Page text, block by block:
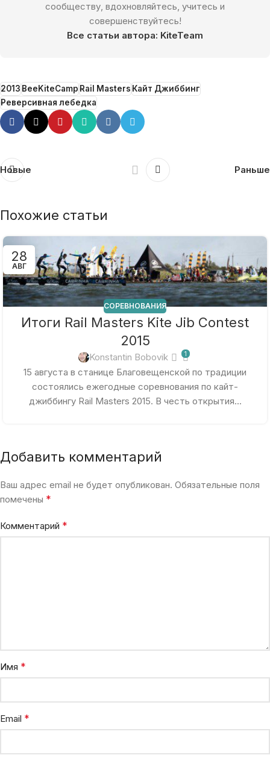
сообществу, вдохновляйтесь, учитесь и
совершенствуйтесь!
Все статьи автора: KiteTeam
2013BeeKiteCampRail MastersКайт Джиббинг
Реверсивная лебедка
Новые Раньше
Похожие статьи
28
АВГ
СОРЕВНОВАНИЯ
Итоги Rail Masters Kite Jib Contest
2015
Konstantin Bobovik 1
15 августа в станице Благовещенской по традиции
состоялись ежегодные соревнования по кайт-
джиббингу Rail Masters 2015. В честь открытия...
Добавить комментарий
Ваш адрес email не будет опубликован. Обязательные поля
помечены *
Комментарий *
Имя *
Email *